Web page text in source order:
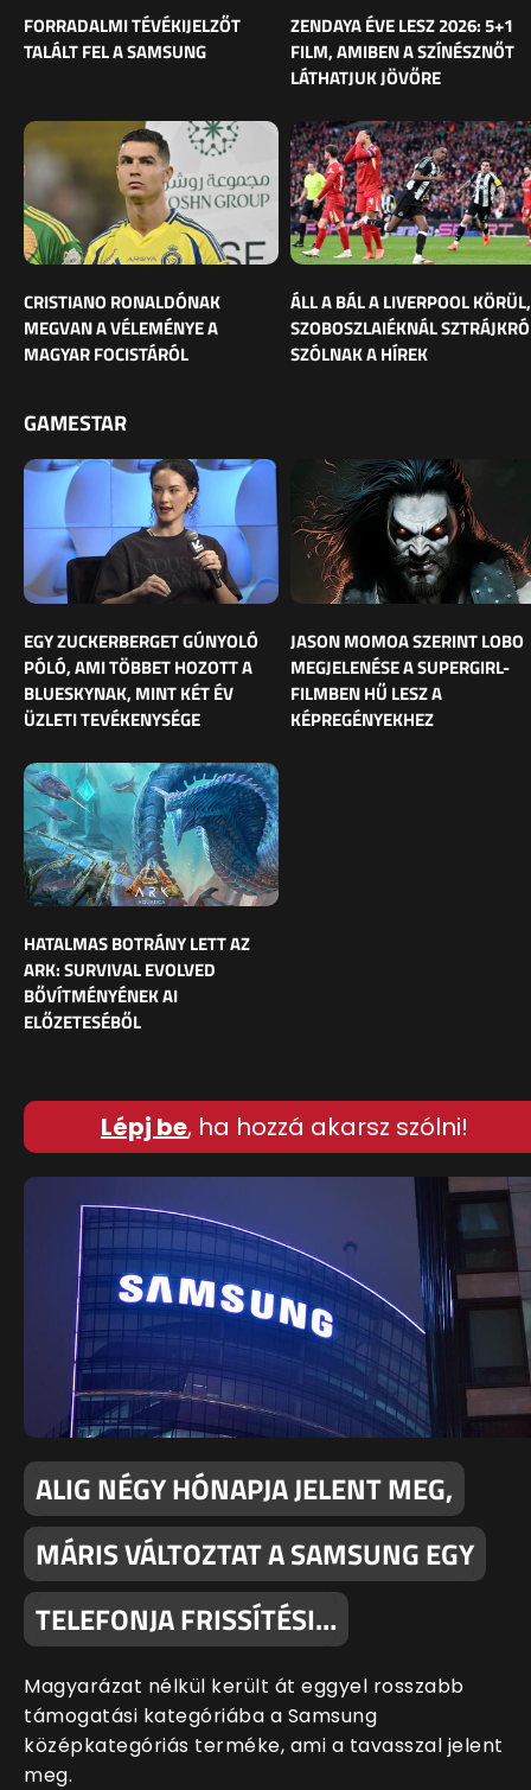
FORRADALMI TÉVÉKIJELZŐT
TALÁLT FEL A SAMSUNG
ZENDAYA ÉVE LESZ 2026: 5+1
FILM, AMIBEN A SZÍNÉSZNŐT
LÁTHATJUK JÖVŐRE
CRISTIANO RONALDÓNAK
MEGVAN A VÉLEMÉNYE A
MAGYAR FOCISTÁRÓL
ÁLL A BÁL A LIVERPOOL KÖRÜL,
SZOBOSZLAIÉKNÁL
SZÓLNAK A HÍREK
GAMESTAR
EGY ZUCKERBERGET GÚNYOLÓ
PÓLÓ, AMI TÖBBET HOZOTT A
BLUESKYNAK, MINT KÉT ÉV
ÜZLETI TEVÉKENYSÉGE
JASON MOMOA SZERINT LOBO
MEGJELENÉSE A SUPERGIRL-
FILMBEN HŰ LESZ A
KÉPREGÉNYEKHEZ
HATALMAS BOTRÁNY LETT AZ
ARK: SURVIVAL EVOLVED
BŐVÍTMÉNYÉNEK AI
ELŐZETESÉBŐL
Lépj be, ha hozzá akarsz szólni!
ALIG NÉGY HÓNAPJA JELENT MEG,
MÁRIS VÁLTOZTAT A SAMSUNG EGY
TELEFONJA FRISSÍTÉSI…
Magyarázat nélkül került át eggyel rosszabb
támogatási kategóriába a Samsung
középkategóriás terméke, ami a tavasszal jelent
meg.